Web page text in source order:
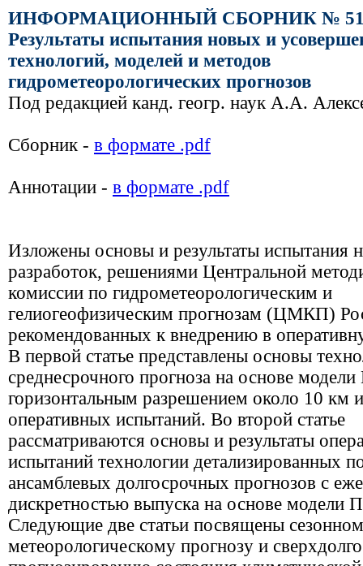
ИНФОРМАЦИОННЫЙ СБОРНИК №
Результаты испытания новых и
технологий, моделей и методов
гидрометеорологических прогнозов
Под редакцией канд. геогр. наук А.А.
Сборник - в формате .pdf
Аннотации - в формате .pdf
Изложены основы и результаты испытания
разработок, решениями Центральной
комиссии по гидрометеорологическим и
гелиогеофизическим прогнозам (ЦМКП)
рекомендованных к внедрению в
В первой статье представлены основы
среднесрочного прогноза на основе
горизонтальным разрешением около 10 км и
оперативных испытаний. Во второй статье
рассматриваются основы и результаты
испытаний технологии детализированных
ансамблевых долгосрочных прогнозов с
дискретностью выпуска на основе
Следующие две статьи посвящены
метеорологическому прогнозу и